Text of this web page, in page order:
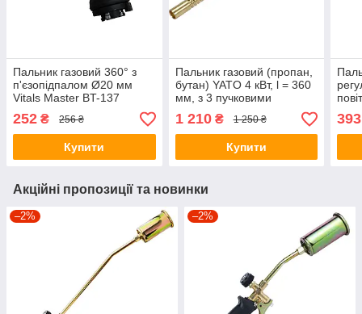
Пальник газовий 360° з
п'єзопідпалом Ø20 мм
Vitals Master BT-137
252 ₴ 256 ₴
Купити
Пальник газовий (пропан,
бутан) YATO 4 кВт, l = 360
мм, з 3 пучковими
соплами та шлангом —
1,5 м
1 210₴ 1 250 ₴
Купити
Ø22
393
Акційні пропозиції та новинки
–2% –2%